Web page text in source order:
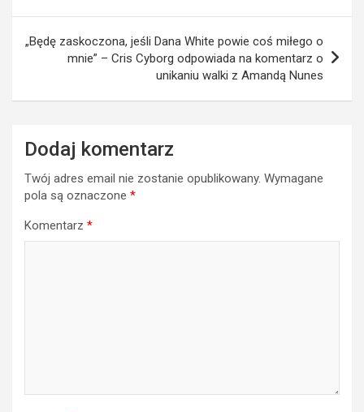
„Będę zaskoczona, jeśli Dana White powie coś miłego o
mnie” – Cris Cyborg odpowiada na komentarz o
unikaniu walki z Amandą Nunes
Dodaj komentarz
Twój adres email nie zostanie opublikowany. Wymagane
pola są oznaczone *
Komentarz *